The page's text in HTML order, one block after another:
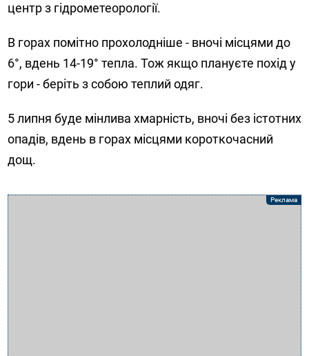
центр з гідрометеорології.
В горах помітно прохолодніше - вночі місцями до
6°, вдень 14-19° тепла. Тож якщо плануєте похід у
гори - беріть з собою теплий одяг.
5 липня буде мінлива хмарність, вночі без істотних
опадів, вдень в горах місцями короткочасний
дощ.